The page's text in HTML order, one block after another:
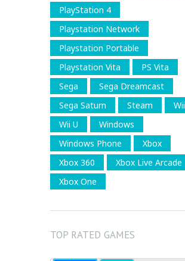
PlayStation 4
Playstation Network
Playstation Portable
Playstation Vita
PS Vita
Sega
Sega Dreamcast
Sega Saturn
Steam
Wii
Wii U
Windows
Windows Phone
Xbox
Xbox 360
Xbox Live Arcade
Xbox One
TOP RATED GAMES